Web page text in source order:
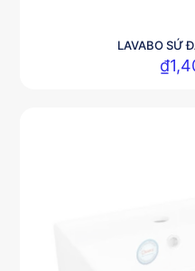
LAVABO SỨ
₫